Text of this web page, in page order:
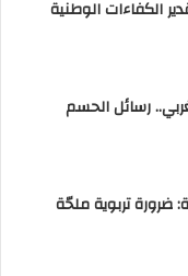
الكفاءات الوطنية
رسائل الحسم
ضرورة تربوية ملحّة